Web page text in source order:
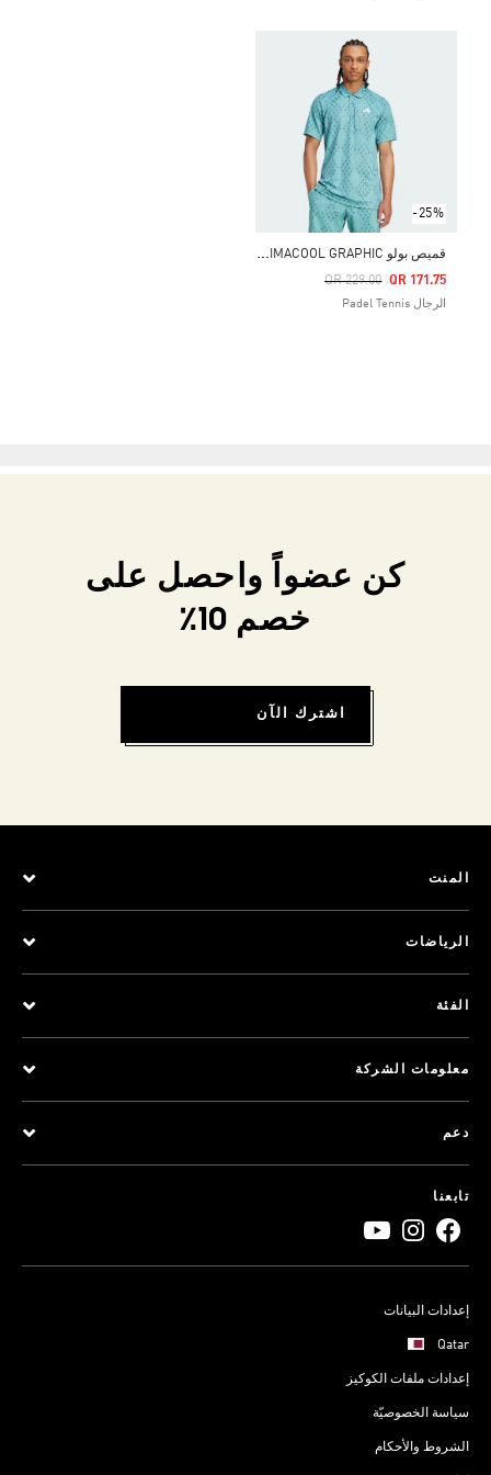
-25%
ق
ميص بولو CLUB TENNIS CLIMACOOL GRAPHIC
Price Reduced From
QR 229.00
To QR 171.75
الرجال Padel Tennis
كن عضواً واحصل على
خصم 10٪
اشترك الآن
المنت
الرياضات
الفئة
معلومات الشركة
دعم
تابعنا
إعدادات البيانات
Qatar
إعدادات ملفات الكوكيز
سياسة الخصوصيّة
الشروط والأحكام